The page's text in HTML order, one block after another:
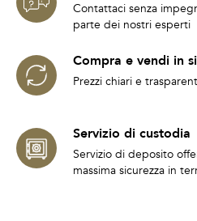
Contattaci senza
parte dei nostri esperti
Compra e vendi in
Prezzi chiari e
Servizio di custodia
Servizio di deposito
massima sicurezza in